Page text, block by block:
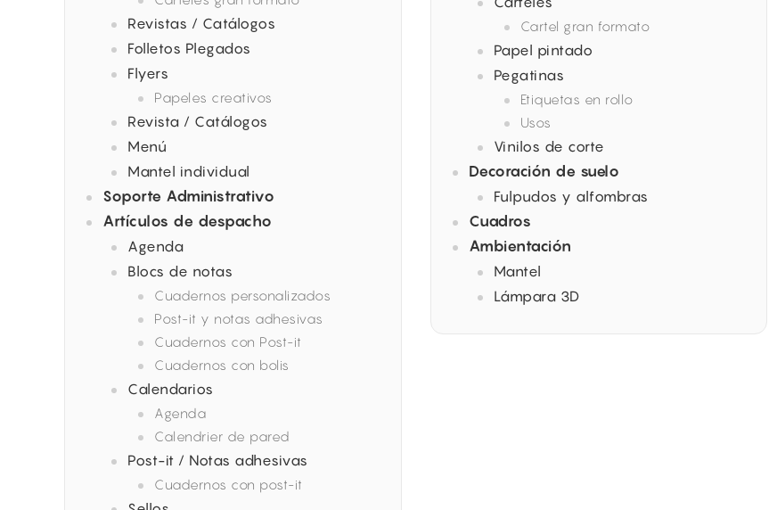
Revistas / Catálogos
Folletos Plegados
Flyers
Papeles creativos
Revista / Catálogos
Menú
Mantel individual
Soporte Administrativo
Artículos de despacho
Agenda
Blocs de notas
Cuadernos personalizados
Post-it y notas adhesivas
Cuadernos con Post-it
Cuadernos con bolis
Calendarios
Agenda
Calendrier de pared
Post-it / Notas adhesivas
Cuadernos con post-it
Cartel gran formato
Papel pintado
Pegatinas
Etiquetas en rollo
Usos
Vinilos de corte
Decoración de suelo
Fulpudos y alfombras
Cuadros
Ambientación
Mantel
Lámpara 3D